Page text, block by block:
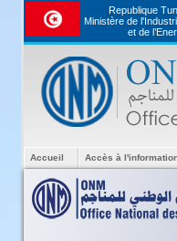
Republique
Ministère de
et de
Accueil Accès à